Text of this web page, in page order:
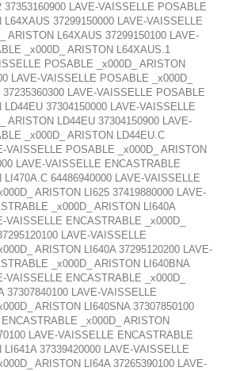
37353160900 LAVE-VAISSELLE POSABLE
L64XAUS 37299150000 LAVE-VAISSELLE
ARISTON L64XAUS 37299150100 LAVE-
_x000D_ ARISTON L64XAUS.1
POSABLE _x000D_ ARISTON
LAVE-VAISSELLE POSABLE _x000D_
LAVE-VAISSELLE POSABLE
LD44EU 37304150000 LAVE-VAISSELLE
ARISTON LD44EU 37304150900 LAVE-
_x000D_ ARISTON LD44EU.C
VAISSELLE POSABLE _x000D_ ARISTON
LAVE-VAISSELLE ENCASTRABLE
LI470A.C 64486940000 LAVE-VAISSELLE
ARISTON LI625 37419880000 LAVE-
_x000D_ ARISTON LI640A
VAISSELLE ENCASTRABLE _x000D_
LAVE-VAISSELLE
ARISTON LI640A 37295120200 LAVE-
_x000D_ ARISTON LI640BNA
VAISSELLE ENCASTRABLE _x000D_
37307840100 LAVE-VAISSELLE
ARISTON LI640SNA 37307850100
_x000D_ ARISTON
LAVE-VAISSELLE ENCASTRABLE
LI641A 37339420000 LAVE-VAISSELLE
ARISTON LI64A 37265390100 LAVE-